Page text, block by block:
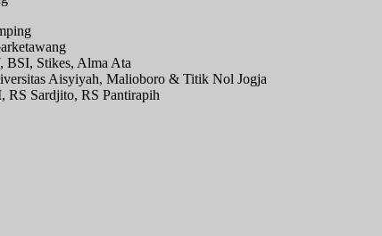
Stikes, Alma Ata
Aisyiyah, Malioboro & Titik Nol Jogja
RS Sardjito, RS Pantirapih